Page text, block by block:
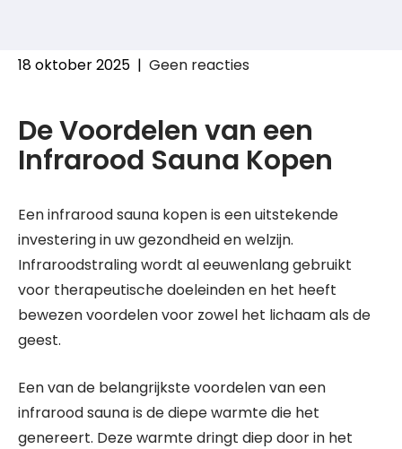
18 oktober 2025 | Geen reacties
De Voordelen van een
Infrarood Sauna Kopen
Een infrarood sauna kopen is een uitstekende
investering in uw gezondheid en welzijn.
Infraroodstraling wordt al eeuwenlang gebruikt
voor therapeutische doeleinden en het heeft
bewezen voordelen voor zowel het lichaam als de
geest.
Een van de belangrijkste voordelen van een
infrarood sauna is de diepe warmte die het
genereert. Deze warmte dringt diep door in het